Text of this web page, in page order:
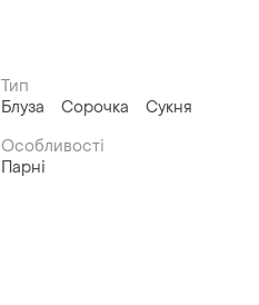
Тип
Блуза
Сорочка
Сукня
Особливості
Парні